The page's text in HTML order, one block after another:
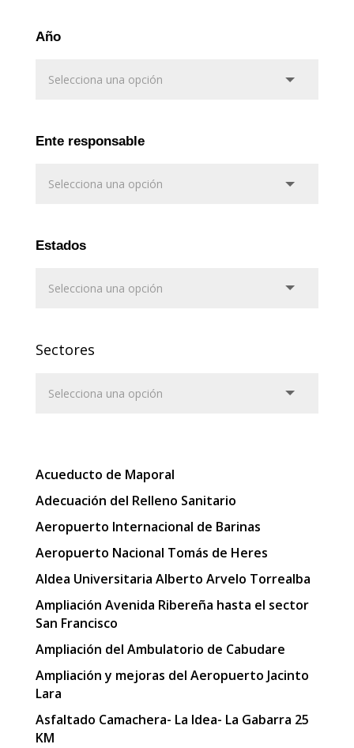
Año
Ente responsable
Estados
Sectores
Acueducto de Maporal
Adecuación del Relleno Sanitario
Aeropuerto Internacional de Barinas
Aeropuerto Nacional Tomás de Heres
Aldea Universitaria Alberto Arvelo Torrealba
Ampliación Avenida Ribereña hasta el sector
San Francisco
Ampliación del Ambulatorio de Cabudare
Ampliación y mejoras del Aeropuerto Jacinto
Lara
Asfaltado Camachera- La Idea- La Gabarra 25
KM